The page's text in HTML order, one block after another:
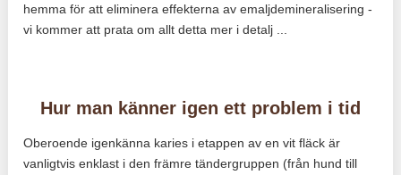
hemma för att eliminera effekterna av emaljdemineralisering -
vi kommer att prata om allt detta mer i detalj ...
Hur man känner igen ett problem i tid
Oberoende igenkänna karies i etappen av en vit fläck är
vanligtvis enklast i den främre tändergruppen (från hund till